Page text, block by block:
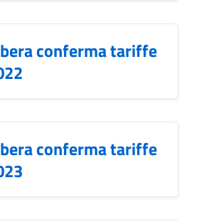
conferma tariffe
conferma tariffe